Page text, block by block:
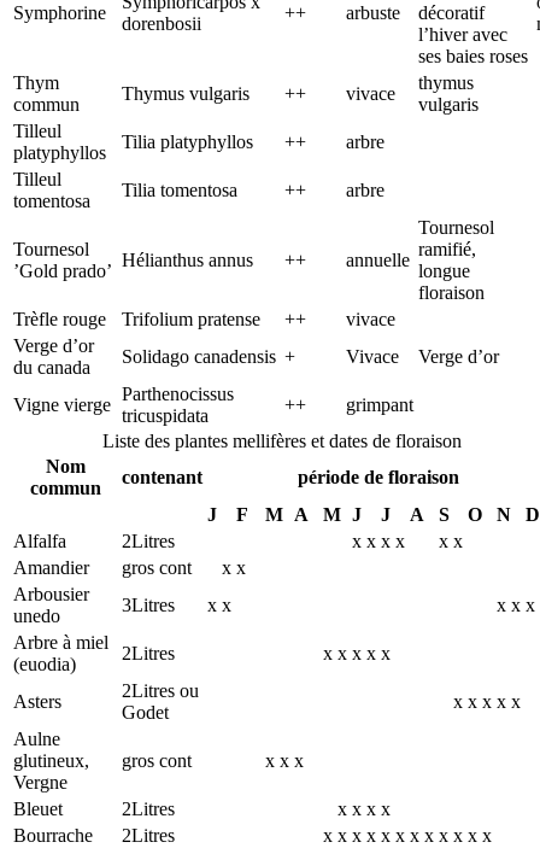
Symphorine
dorenbosii
++ arbuste
décoratif
l’hiver avec
ses baies roses
Thym
commun
Thymus vulgaris ++ vivace
thymus
vulgaris
Tilleul
platyphyllos
Tilia platyphyllos ++
arbre
Tilleul
tomentosa
Tilia tomentosa ++ arbre
Tournesol
’Gold prado’
Hélianthus annus ++ annuelle
Tournesol
ramifié,
longue
floraison
Trèfle rouge
Trifolium pratense ++
vivace
Verge d’or
du canada
Solidago canadensis + Vivace Verge d’or
Vigne vierge
Parthenocissus
tricuspidata
++
grimpant
Liste des plantes mellifères et dates de floraison
Nom
commun
contenant
période de floraison
J
F M A M J J A S O N
D
Alfalfa
2Litres x x x x x x
Amandier
gros cont x x
Arbousier
unedo
3Litres x x x x x
Arbre à miel
(euodia)
2Litres x x x x x
Asters
2Litres ou
Godet
x x x x x
Aulne
glutineux,
Vergne
gros cont x x x
Bleuet 2Litres x x x x
Bourrache
2Litres x x x x x x x x x x x x